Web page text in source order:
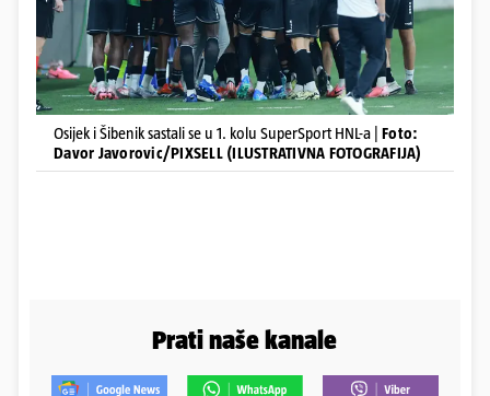
Osijek i Šibenik sastali se u 1. kolu SuperSport HNL-a | Foto:
Davor Javorovic/PIXSELL (ILUSTRATIVNA FOTOGRAFIJA)
Prati naše kanale